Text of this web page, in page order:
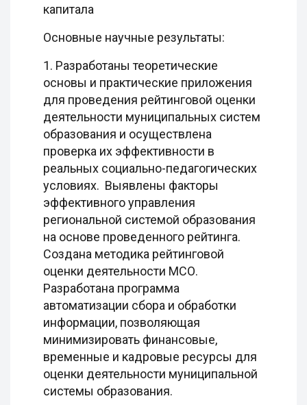
капитала
Основные научные результаты:
1. Разработаны теоретические
основы и практические приложения
для проведения рейтинговой оценки
деятельности муниципальных систем
образования и осуществлена
проверка их эффективности в
реальных социально-педагогических
условиях. Выявлены факторы
эффективного управления
региональной системой образования
на основе проведенного рейтинга.
Создана методика рейтинговой
оценки деятельности МСО.
Разработана программа
автоматизации сбора и обработки
информации, позволяющая
минимизировать финансовые,
временные и кадровые ресурсы для
оценки деятельности муниципальной
системы образования.